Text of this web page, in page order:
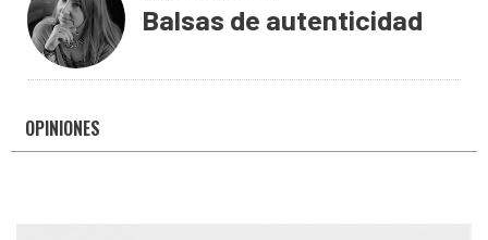
Balsas de autenticidad
OPINIONES